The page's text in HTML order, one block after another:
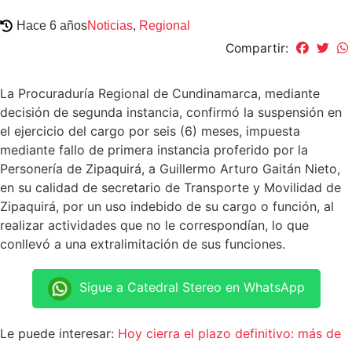
Hace 6 añosNoticias, Regional
Compartir:
La Procuraduría Regional de Cundinamarca, mediante
decisión de segunda instancia, confirmó la suspensión en
el ejercicio del cargo por seis (6) meses, impuesta
mediante fallo de primera instancia proferido por la
Personería de Zipaquirá, a Guillermo Arturo Gaitán Nieto,
en su calidad de secretario de Transporte y Movilidad de
Zipaquirá, por un uso indebido de su cargo o función, al
realizar actividades que no le correspondían, lo que
conllevó a una extralimitación de sus funciones.
Sigue a Catedral Stereo en WhatsApp
Le puede interesar: Hoy cierra el plazo definitivo: más de